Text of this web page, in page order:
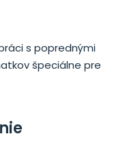
s poprednými
špeciálne pre